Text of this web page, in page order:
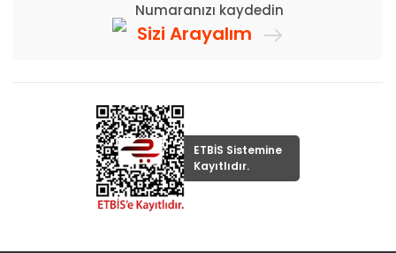
Numaranızı kaydedin
Sizi Arayalım
ETBİS Sistemine
Kayıtlıdır.